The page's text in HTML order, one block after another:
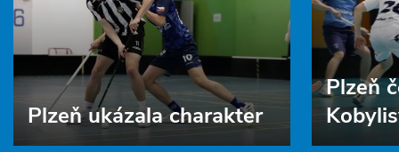
Plzeň ukázala charakter
Plzeň